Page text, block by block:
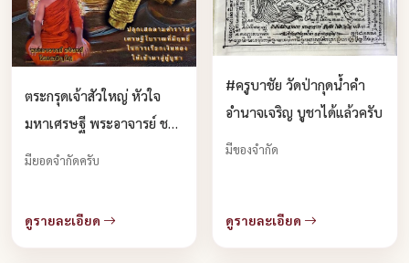
ตระกรุดเจ้าสัวใหญ่ หัวใจ
มหาเศรษฐี พระอาจารย์ ชริน
ทร์ โสภณปัญโญ ท่านปลุก
มียอดจำกัดครับ
ดูรายละเอียด
#ครูบาชัย วัดป่ากุดน้ำคำ
อำนาจเจริญ บูชาได้แล้วครับ
มีของจำกัด
ดูรายละเอียด